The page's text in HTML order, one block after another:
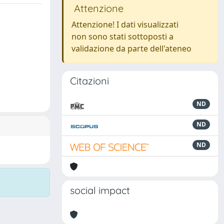
Attenzione
Attenzione! I dati visualizzati
non sono stati sottoposti a
validazione da parte dell'ateneo
Citazioni
ND
ND
ND
social impact